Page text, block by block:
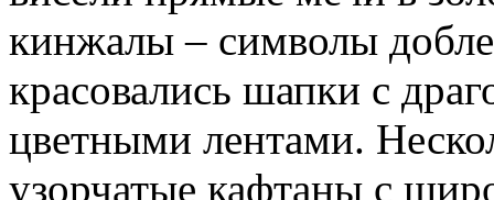
кинжалы – символы
красовались шапки с
цветными лентами.
узорчатые кафтаны с